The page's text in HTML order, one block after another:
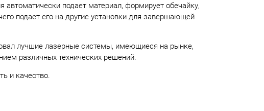
автоматически подает материал, формирует обечайку,
подает его на другие установки для завершающей
лучшие лазерные системы, имеющиеся на рынке,
различных технических решений.
и качество.